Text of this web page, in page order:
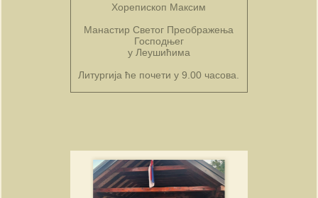
Хорепископ Максим
Манастир Светог Преображења
Господњег
у Леушићима
Литургија ће почети у 9.00 часова.